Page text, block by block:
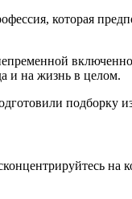
которая
и на жизнь в целом.
подборку
на